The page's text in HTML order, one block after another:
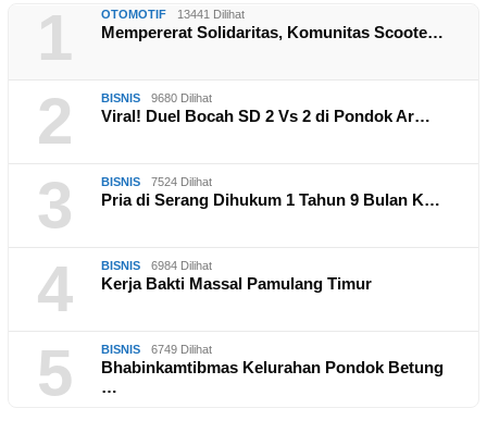
1 OTOMOTIF 13441 Dilihat
Mempererat Solidaritas, Komunitas Scoote…
2 BISNIS 9680 Dilihat
Viral! Duel Bocah SD 2 Vs 2 di Pondok Ar…
3 BISNIS 7524 Dilihat
Pria di Serang Dihukum 1 Tahun 9 Bulan K…
4 BISNIS 6984 Dilihat
Kerja Bakti Massal Pamulang Timur
5 BISNIS 6749 Dilihat
Bhabinkamtibmas Kelurahan Pondok Betung
…